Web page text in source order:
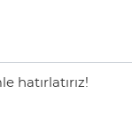
hatırlatırız!